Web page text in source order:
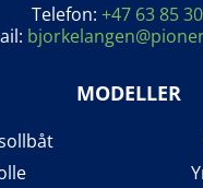
Telefon: +47 63 85
MODELLER